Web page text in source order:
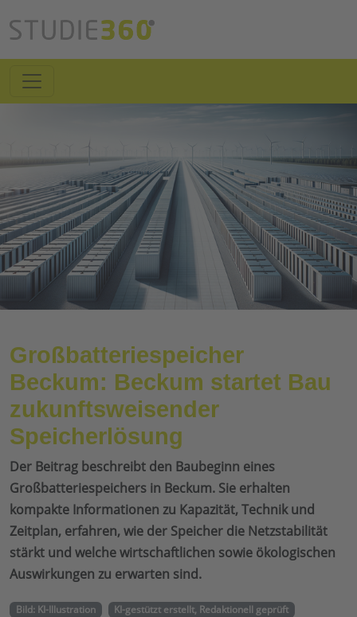
Großbatteriespeicher
Beckum: Beckum startet Bau
zukunftsweisender
Speicherlösung
Der Beitrag beschreibt den Baubeginn eines
Großbatteriespeichers in Beckum. Sie erhalten
kompakte Informationen zu Kapazität, Technik und
Zeitplan, erfahren, wie der Speicher die Netzstabilität
stärkt und welche wirtschaftlichen sowie ökologischen
Auswirkungen zu erwarten sind.
Bild: KI-Illustration
KI-gestützt erstellt, Redaktionell geprüft